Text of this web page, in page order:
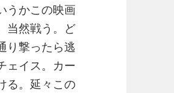
うかこの映画
当然戦う。ど
り撃ったら逃
ェイス。カー
る。延々この